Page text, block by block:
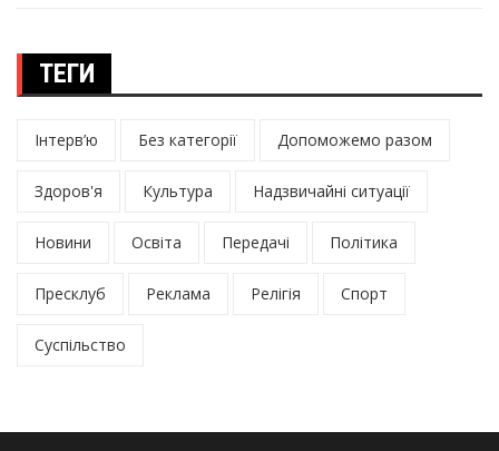
ТЕГИ
Інтерв’ю Без категорії Допоможемо разом
Здоров'я Культура Надзвичайні ситуації
Новини Освіта Передачі Політика
Пресклуб Реклама Релігія Спорт
Суспільство